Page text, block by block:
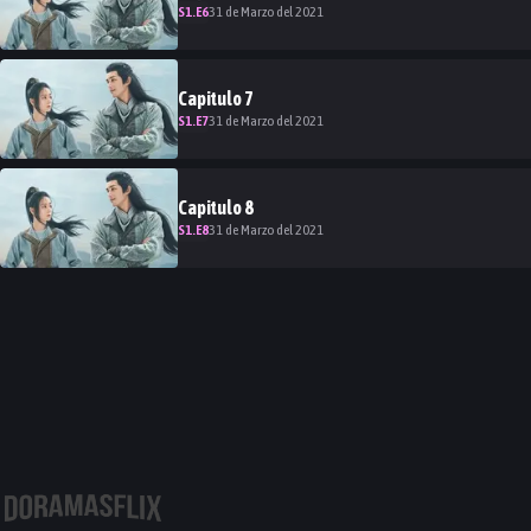
S1.E631 de Marzo del 2021
Capitulo7
S1.E731 de Marzo del 2021
Capitulo8
S1.E831 de Marzo del 2021